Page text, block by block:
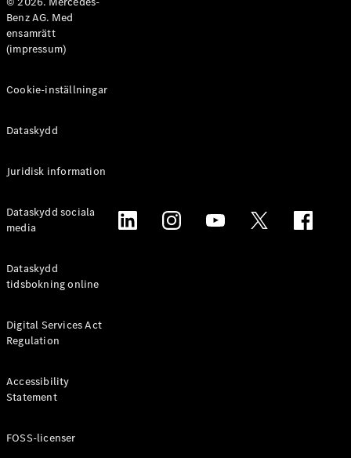
Alla
/ Camping
van
V-Klass
Horizon
Mercedes-
Benz Online
Transportbilar
Konfigurator
Benz AG. Med
ensamrätt
(impressum)
Cookie-inställningar
Dataskydd
Juridisk information
Dataskydd sociala
media
Dataskydd
tidsbokning online
Digital Services Act
Regulation
Accessibility
Statement
FOSS-licenser